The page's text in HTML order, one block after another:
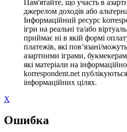
Пам'ятайте, що участь в
джерелом доходів або
Інформаційний ресурс
ігри на реальні та/або
приймає ні в якій формі
платежів, які пов’язані/
азартними іграми,
які матеріали на
korrespondent.net
інформаційних цілях.
X
Ошибка